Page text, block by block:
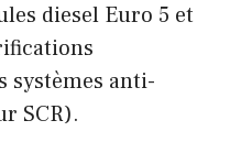
diesel Euro 5 et
systèmes anti-
SCR).